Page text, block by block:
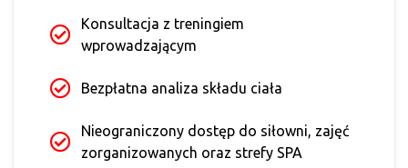
Konsultacja z treningiem
wprowadzającym
Bezpłatna analiza składu ciała
Nieograniczony dostęp do siłowni, zajęć
zorganizowanych oraz strefy SPA